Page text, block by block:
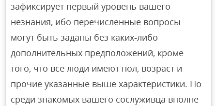
зафиксирует первый уровень вашего
незнания, ибо перечисленные вопросы
могут быть заданы без каких-либо
дополнительных предположений, кроме
того, что все люди имеют пол, возраст и
прочие указанные выше характеристики. Но
среди знакомых вашего сослуживца вполне